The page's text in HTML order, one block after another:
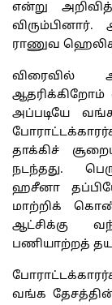
என்று
ராணுவ
விரைவில்
ஆதரிக்கிறோம்
அப்படியே
தாக்கிச்
நடந்தது.
ஹசீனா
மாற்றிக்
ஆட்சிக்கு
பணியாற்றத்
வங்க